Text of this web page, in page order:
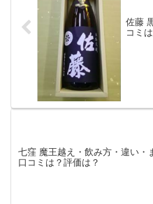
佐藤
コミ
七窪 魔王越え・飲み方・違い・
口コミは？評価は？